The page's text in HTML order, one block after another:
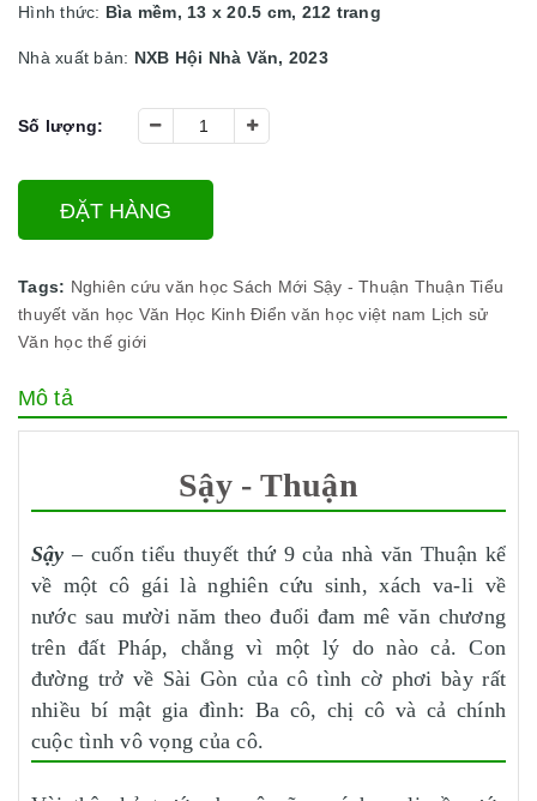
Hình thức: Bìa mềm, 13 x 20.5 cm, 212 trang
Nhà xuất bản: NXB Hội Nhà Văn, 2023
Số lượng:
ĐẶT HÀNG
Tags: Nghiên cứu văn học Sách Mới Sậy - Thuận Thuận Tiểu
thuyết văn học Văn Học Kinh Điển văn học việt nam Lịch sử
Văn học thế giới
Mô tả
Sậy - Thuận
Sậy – cuốn tiểu thuyết thứ 9 của nhà văn Thuận kể
về một cô gái là nghiên cứu sinh, xách va-li về
nước sau mười năm theo đuổi đam mê văn chương
trên đất Pháp, chẳng vì một lý do nào cả. Con
đường trở về Sài Gòn của cô tình cờ phơi bày rất
nhiều bí mật gia đình: Ba cô, chị cô và cả chính
cuộc tình vô vọng của cô.